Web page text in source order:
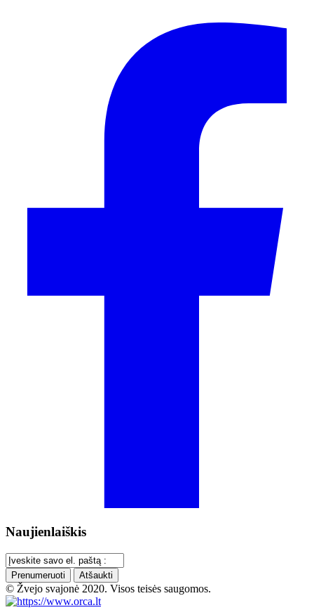
Naujienlaiškis
Prenumeruoti Atšaukti
© Žvejo svajonė 2020. Visos teisės saugomos.